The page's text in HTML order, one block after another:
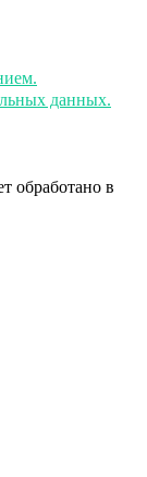
данных.
обработано в